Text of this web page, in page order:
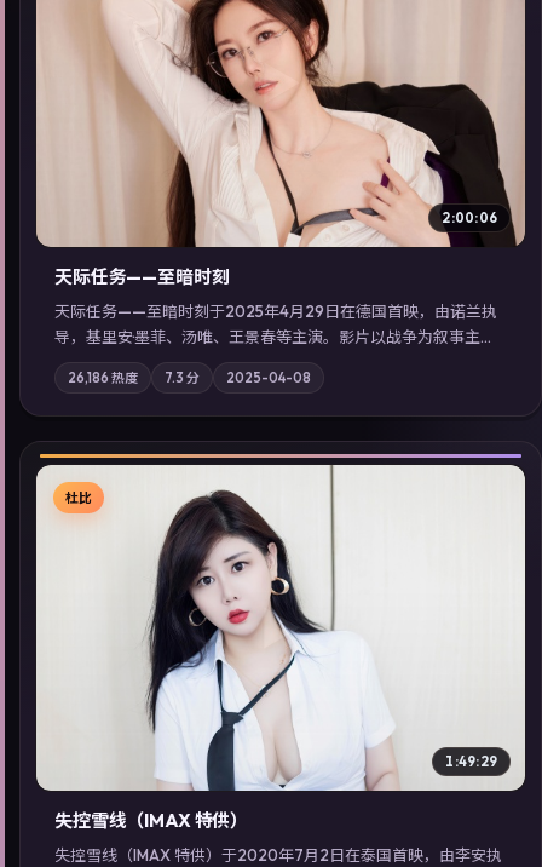
▶
2:00:06
天际任务——至暗时刻
天际任务——至暗时刻于2025年4月29日在德国首映，由诺兰执
导，基里安·墨菲、汤唯、王景春等主演。影片以战争为叙事主
轴，城市霓虹背后，有人用规则改写命运；摄影与配乐强化地域
气质；站内亦可通过「国产免费观看高清电视剧在线看」延展检
索同类型高分佳作，畅享高清在线追剧体验。
26,186 热度 7.3 分 2025-04-08
▶
杜比
1:49:29
失控雪线（IMAX 特供）
失控雪线（IMAX 特供）于2020年7月2日在泰国首映，由李安执